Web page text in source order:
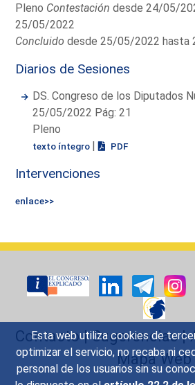
Esta web utiliza cookies de
optimizar el servicio, no recaba ni
personal de los usuarios sin su
Pleno Contestación desde 24/05/
25/05/2022
Concluido desde 25/05/2022 hasta
Diarios de Sesiones
DS. Congreso de los Diputados
25/05/2022 Pág: 21
Pleno
texto íntegro | PDF
Intervenciones
enlace>>
Contacto|Sugerencias|
Mapa Web